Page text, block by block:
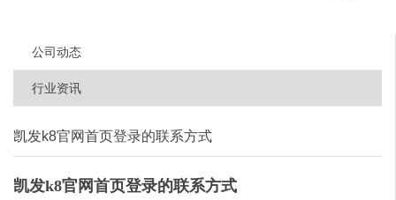
公司动态
行业资讯
凯发k8官网首页登录的联系方式
凯发k8官网首页登录的联系方式